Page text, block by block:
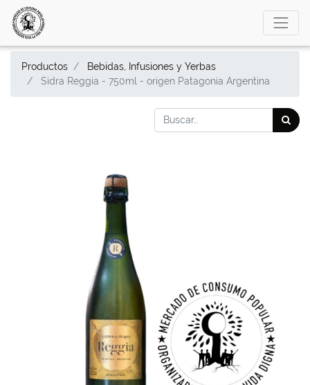
Productos
Bebidas, Infusiones y Yerbas
Sidra Reggia - 750ml - origen Patagonia Argentina